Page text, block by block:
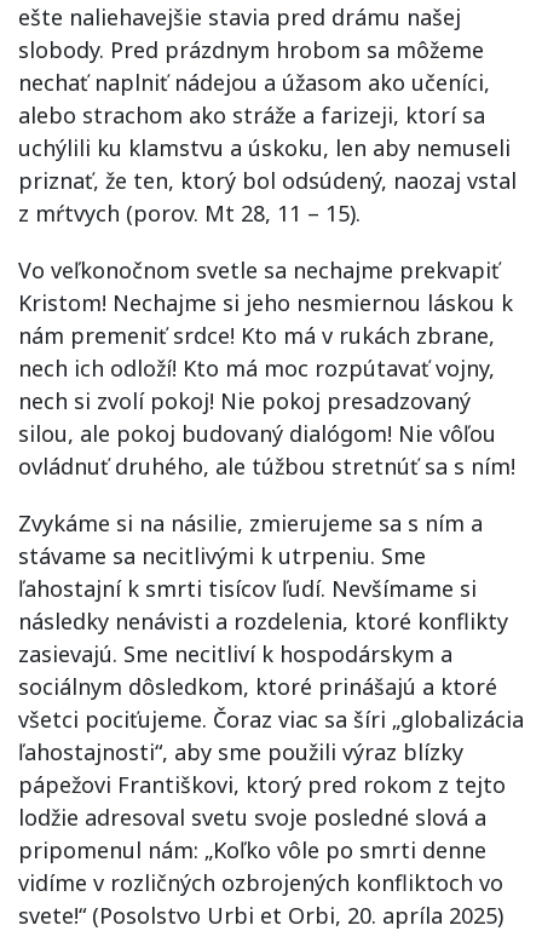
ešte naliehavejšie stavia pred drámu našej
slobody. Pred prázdnym hrobom sa môžeme
nechať naplniť nádejou a úžasom ako učeníci,
alebo strachom ako stráže a farizeji, ktorí sa
uchýlili ku klamstvu a úskoku, len aby nemuseli
priznať, že ten, ktorý bol odsúdený, naozaj vstal
z mŕtvych (porov. Mt 28, 11 – 15).
Vo veľkonočnom svetle sa nechajme prekvapiť
Kristom! Nechajme si jeho nesmiernou láskou k
nám premeniť srdce! Kto má v rukách zbrane,
nech ich odloží! Kto má moc rozpútavať vojny,
nech si zvolí pokoj! Nie pokoj presadzovaný
silou, ale pokoj budovaný dialógom! Nie vôľou
ovládnuť druhého, ale túžbou stretnúť sa s ním!
Zvykáme si na násilie, zmierujeme sa s ním a
stávame sa necitlivými k utrpeniu. Sme
ľahostajní k smrti tisícov ľudí. Nevšímame si
následky nenávisti a rozdelenia, ktoré konflikty
zasievajú. Sme necitliví k hospodárskym a
sociálnym dôsledkom, ktoré prinášajú a ktoré
všetci pociťujeme. Čoraz viac sa šíri „globalizácia
ľahostajnosti“, aby sme použili výraz blízky
pápežovi Františkovi, ktorý pred rokom z tejto
lodžie adresoval svetu svoje posledné slová a
pripomenul nám: „Koľko vôle po smrti denne
vidíme v rozličných ozbrojených konfliktoch vo
svete!“ (Posolstvo Urbi et Orbi, 20. apríla 2025)